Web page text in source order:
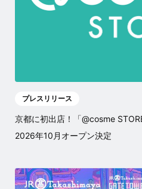
プレスリリース
京都に初出店！「@cosme
2026年10月オープン決定